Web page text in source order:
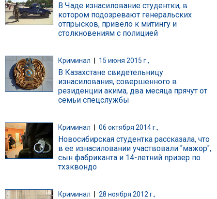
В Чаде изнасилование студентки, в
котором подозревают генеральских
отпрысков, привело к митингу и
столкновениям с полицией
Криминал 15 июня 2015 г.,
В Казахстане свидетельницу
изнасилования, совершенного в
резиденции акима, два месяца прячут от
семьи спецслужбы
Криминал 06 октября 2014 г.,
Новосибирская студентка рассказала, что
в ее изнасиловании участвовали "мажор",
сын фабриканта и 14-летний призер по
тхэквондо
Криминал 28 ноября 2012 г.,